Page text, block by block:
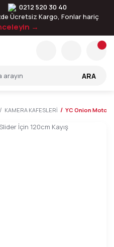
0212 520 30 40
Ücretsiz Kargo, Fonlar hariç
→
ARA
KAMERA KAFESLERİ YC Onion